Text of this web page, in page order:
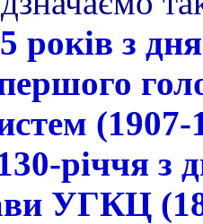
років з
(1907-
річчя з
УГКЦ